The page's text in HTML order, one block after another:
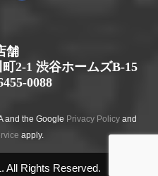
舗
2-1 渋谷ホームズB-15
0088
and the Google Privacy Policyand
apply.
All Rights Reserved.